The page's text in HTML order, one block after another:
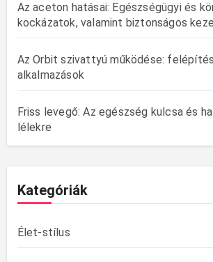
Az aceton hatásai: Egészségügyi és
kockázatok, valamint biztonságos
Az Orbit szivattyú működése:
alkalmazások
Friss levegő: Az egészség kulcsa és
lélekre
Kategóriák
Élet-stílus